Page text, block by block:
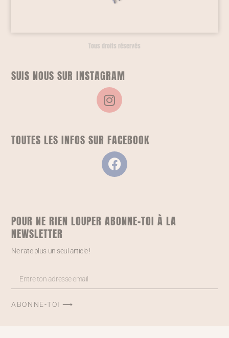
Tous droits réservés
SUIS NOUS SUR INSTAGRAM
TOUTES LES INFOS SUR FACEBOOK
POUR NE RIEN LOUPER ABONNE-TOI À LA
NEWSLETTER
Ne rate plus un seul article !
ABONNE-TOI ⟶